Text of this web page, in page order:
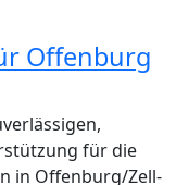
Offenburg
für die
in Offenburg/Zell-